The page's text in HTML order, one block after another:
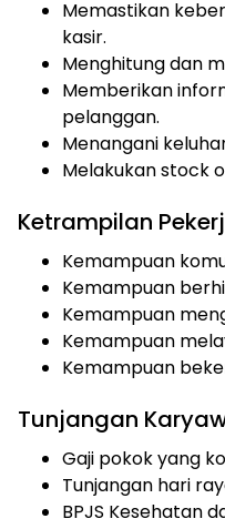
Memastikan
kasir.
Menghitung dan
Memberikan
pelanggan.
Menangani
Melakukan stock
Ketrampilan
Kemampuan
Kemampuan
Kemampuan
Kemampuan
Kemampuan
Tunjangan
Gaji pokok yang
Tunjangan hari
BPJS Kesehatan